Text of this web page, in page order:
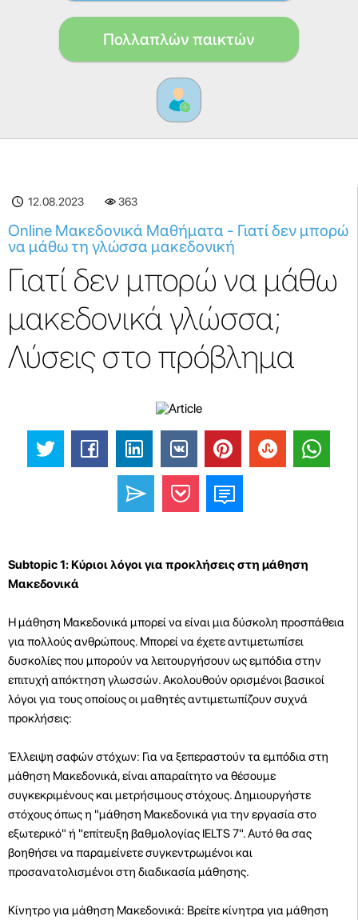
Πολλαπλών παικτών
12.08.2023 363
Online Μακεδονικά Μαθήματα - Γιατί δεν μπορώ
να μάθω τη γλώσσα μακεδονική
Γιατί δεν μπορώ να μάθω
μακεδονικά γλώσσα;
Λύσεις στο πρόβλημα
Subtopic 1: Κύριοι λόγοι για προκλήσεις στη μάθηση
Μακεδονικά
Η μάθηση Μακεδονικά μπορεί να είναι μια δύσκολη προσπάθεια
για πολλούς ανθρώπους. Μπορεί να έχετε αντιμετωπίσει
δυσκολίες που μπορούν να λειτουργήσουν ως εμπόδια στην
επιτυχή απόκτηση γλωσσών. Ακολουθούν ορισμένοι βασικοί
λόγοι για τους οποίους οι μαθητές αντιμετωπίζουν συχνά
προκλήσεις:
Έλλειψη σαφών στόχων: Για να ξεπεραστούν τα εμπόδια στη
μάθηση Μακεδονικά, είναι απαραίτητο να θέσουμε
συγκεκριμένους και μετρήσιμους στόχους. Δημιουργήστε
στόχους όπως η "μάθηση Μακεδονικά για την εργασία στο
εξωτερικό" ή "επίτευξη βαθμολογίας IELTS 7". Αυτό θα σας
βοηθήσει να παραμείνετε συγκεντρωμένοι και
προσανατολισμένοι στη διαδικασία μάθησης.
Κίνητρο για μάθηση Μακεδονικά: Βρείτε κίνητρα για μάθηση